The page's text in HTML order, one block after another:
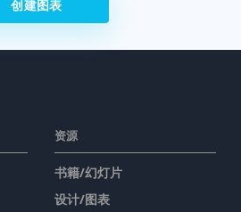
创建图表
资源
书籍/幻灯片
设计/图表